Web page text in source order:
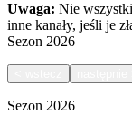
Uwaga: Nie
inne kanały, jeśli je
Sezon 2026
Sezon 2026